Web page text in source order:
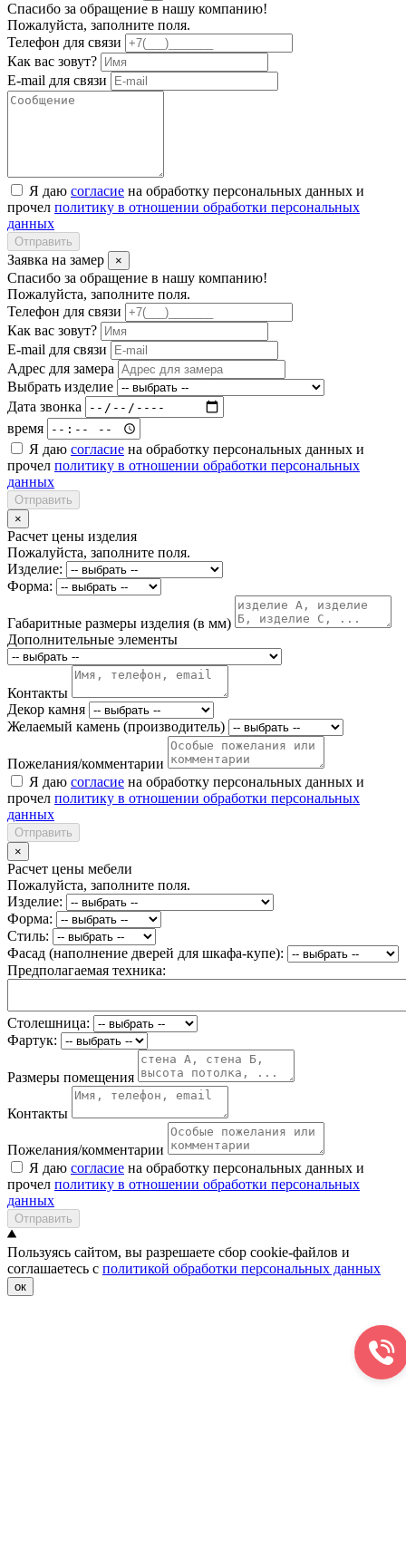
Спасибо за обращение в нашу компанию!
Пожалуйста, заполните поля.
Телефон для связи
Как вас зовут?
E-mail для связи
Я даю согласие на обработку персональных данных и
прочел политику в отношении обработки персональных
данных
Отправить
Заявка на замер ×
Спасибо за обращение в нашу компанию!
Пожалуйста, заполните поля.
Телефон для связи
Как вас зовут?
E-mail для связи
Адрес для замера
Выбрать изделие
Дата звонка
время
Я даю согласие на обработку персональных данных и
прочел политику в отношении обработки персональных
данных
Отправить
×
Расчет цены изделия
Пожалуйста, заполните поля.
Изделие:
Форма:
Габаритные размеры изделия (в мм)
Дополнительные элементы
Контакты
Декор камня
Желаемый камень (производитель)
Пожелания/комментарии
Я даю согласие на обработку персональных данных и
прочел политику в отношении обработки персональных
данных
Отправить
×
Расчет цены мебели
Пожалуйста, заполните поля.
Изделие:
Форма:
Стиль:
Фасад (наполнение дверей для шкафа-купе):
Предполагаемая техника:
Столешница:
Фартук:
Размеры помещения
Контакты
Пожелания/комментарии
Я даю согласие на обработку персональных данных и
прочел политику в отношении обработки персональных
данных
Отправить
Пользуясь сайтом, вы разрешаете сбор cookie-файлов и
соглашаетесь с политикой обработки персональных данных
ок